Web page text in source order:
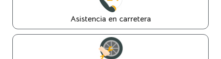
Asistencia en carretera